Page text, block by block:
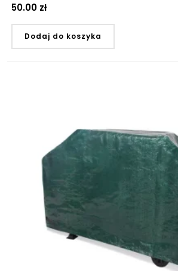
50.00 zł
Dodaj do koszyka